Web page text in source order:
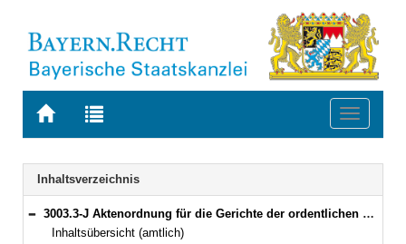
Zur
BAYERN.RECHT
Zur
letzten
Suche
Toggle
Navigation
Inhaltsverzeichnis
Bereich reduzieren
3003.3-J Aktenordnung für die Gerichte der ordentlichen Gerichtsbarkeit und Staatsanwaltschaften in Bayern (AktO) Bekanntmachung des Bayerischen Staatsministeriums der Justiz vom 4. Dezember 2025, Az. B3 - 1454 - VI - 13879/2022 (BayMBl. 2026 Nr. 18 ) (§§ 1–54)
Inhaltsübersicht (amtlich)